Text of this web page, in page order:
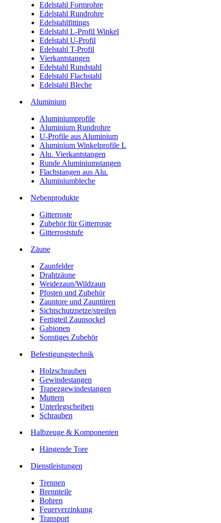
Edelstahl Formrohre
Edelstahl Rundrohre
Edelstahlfittings
Edelstahl L-Profil Winkel
Edelstahl U-Profil
Edelstahl T-Profil
Vierkantstangen
Edelstahl Rundstahl
Edelstahl Flachstahl
Edelstahl Bleche
Aluminium
Aluminiumprofile
Aluminium Rundrohre
U-Profile aus Aluminium
Aluminium Winkelprofile L
Alu. Vierkantstangen
Runde Aluminiumstangen
Flachstangen aus Alu.
Aluminiumbleche
Nebenprodukte
Gitterroste
Zubehör für Gitterroste
Gitterroststufe
Zäune
Zaunfelder
Drahtzäune
Weidezaun/Wildzaun
Pfosten und Zubehör
Zauntore und Zauntüren
Sichtschutznetze/streifen
Fertigteil Zaunsockel
Gabionen
Sonstiges Zubehör
Befesti­gungstechnik
Holzschrauben
Gewindestangen
Trapezgewindestangen
Muttern
Unterlegscheiben
Schrauben
Halbzeuge & Komponenten
Hängende Tore
Dienstleistungen
Trennen
Brennteile
Bohren
Feuerverzinkung
Transport